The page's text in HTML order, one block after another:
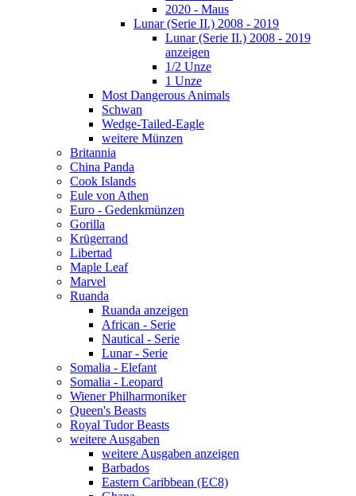
2020 - Maus
Lunar (Serie II.) 2008 - 2019
Lunar (Serie II.) 2008 - 2019
anzeigen
1/2 Unze
1 Unze
Most Dangerous Animals
Schwan
Wedge-Tailed-Eagle
weitere Münzen
Britannia
China Panda
Cook Islands
Eule von Athen
Euro - Gedenkmünzen
Gorilla
Krügerrand
Libertad
Maple Leaf
Marvel
Ruanda
Ruanda anzeigen
African - Serie
Nautical - Serie
Lunar - Serie
Somalia - Elefant
Somalia - Leopard
Wiener Philharmoniker
Queen's Beasts
Royal Tudor Beasts
weitere Ausgaben
weitere Ausgaben anzeigen
Barbados
Eastern Caribbean (EC8)